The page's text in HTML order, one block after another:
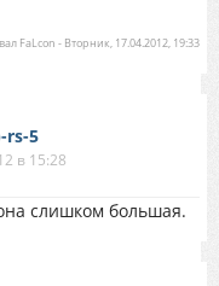
FaLcon - Вторник, 17.04.2012, 19:33
rs-5
в 15:28
слишком большая.